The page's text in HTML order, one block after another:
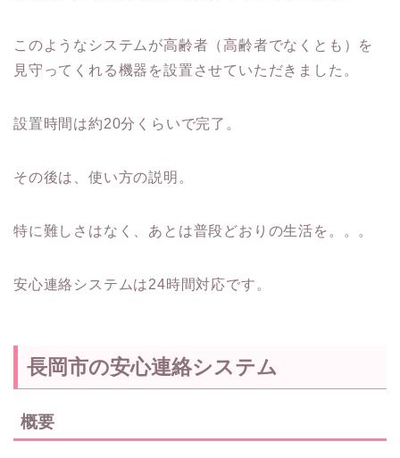
このようなシステムが高齢者（高齢者でなくとも）を
見守ってくれる機器を設置させていただきました。
設置時間は約20分くらいで完了。
その後は、使い方の説明。
特に難しさはなく、あとは普段どおりの生活を。。。
安心連絡システムは24時間対応です。
長岡市の安心連絡システム
概要